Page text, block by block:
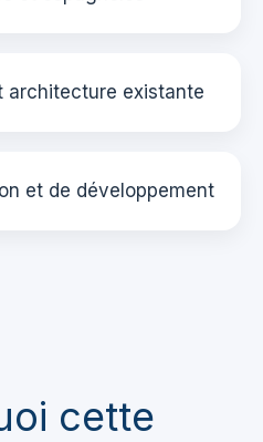
architecture existante
et de développement
cette